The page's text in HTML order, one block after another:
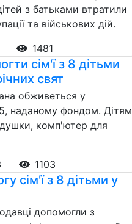
з батьками втратили
та військових дій.
1481
сім'ї з 8 дітьми
свят
обживеться у
наданому фондом. Дітям
комп'ютер для
1103
сім'ї з 8 дітьми у
допомогли з